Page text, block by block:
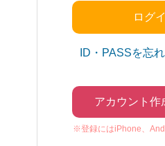
ID・PASSを忘
アカウント作
※登録にはiPhone、